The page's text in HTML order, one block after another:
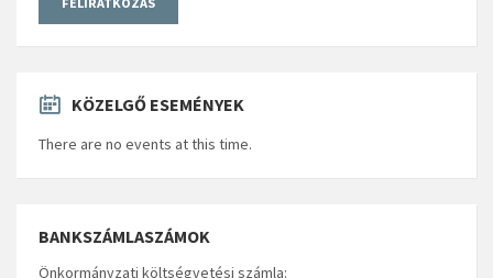
KÖZELGŐ ESEMÉNYEK
There are no events at this time.
BANKSZÁMLASZÁMOK
Önkormányzati költségvetési számla: